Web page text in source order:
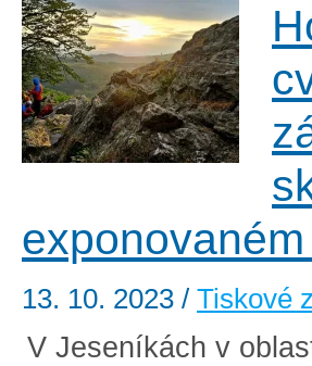
13. 10. 2023 / Tiskové
V Jeseníkách v